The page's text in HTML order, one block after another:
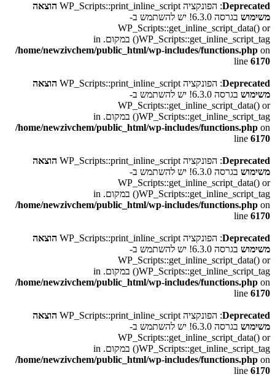
Deprecated: הפונקציה WP_Scripts::print_inline_script
הוצאה
משימוש
בגרסה 6.3.0! יש להשתמש ב-
WP_Scripts::get_inline_script_data() or
WP_Scripts::get_inline_script_tag() במקום. in
/home/newzivchem/public_html/wp-includes/functions.php on
line 6170
Deprecated: הפונקציה WP_Scripts::print_inline_script
הוצאה
משימוש
בגרסה 6.3.0! יש להשתמש ב-
WP_Scripts::get_inline_script_data() or
WP_Scripts::get_inline_script_tag() במקום. in
/home/newzivchem/public_html/wp-includes/functions.php on
line 6170
Deprecated: הפונקציה WP_Scripts::print_inline_script
הוצאה
משימוש
בגרסה 6.3.0! יש להשתמש ב-
WP_Scripts::get_inline_script_data() or
WP_Scripts::get_inline_script_tag() במקום. in
/home/newzivchem/public_html/wp-includes/functions.php on
line 6170
Deprecated: הפונקציה WP_Scripts::print_inline_script
הוצאה
משימוש
בגרסה 6.3.0! יש להשתמש ב-
WP_Scripts::get_inline_script_data() or
WP_Scripts::get_inline_script_tag() במקום. in
/home/newzivchem/public_html/wp-includes/functions.php on
line 6170
Deprecated: הפונקציה WP_Scripts::print_inline_script
הוצאה
משימוש
בגרסה 6.3.0! יש להשתמש ב-
WP_Scripts::get_inline_script_data() or
WP_Scripts::get_inline_script_tag() במקום. in
/home/newzivchem/public_html/wp-includes/functions.php on
line 6170